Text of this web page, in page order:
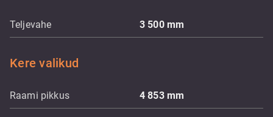
Teljevahe 3 500 mm
Kere valikud
Raami pikkus 4 853 mm